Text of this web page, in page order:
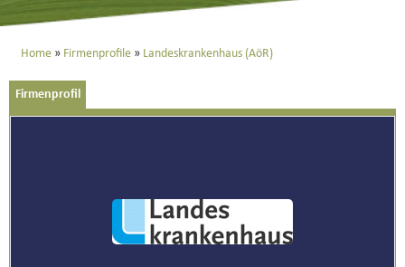
Home Firmenprofile Landeskrankenhaus (AöR)
Firmenprofil